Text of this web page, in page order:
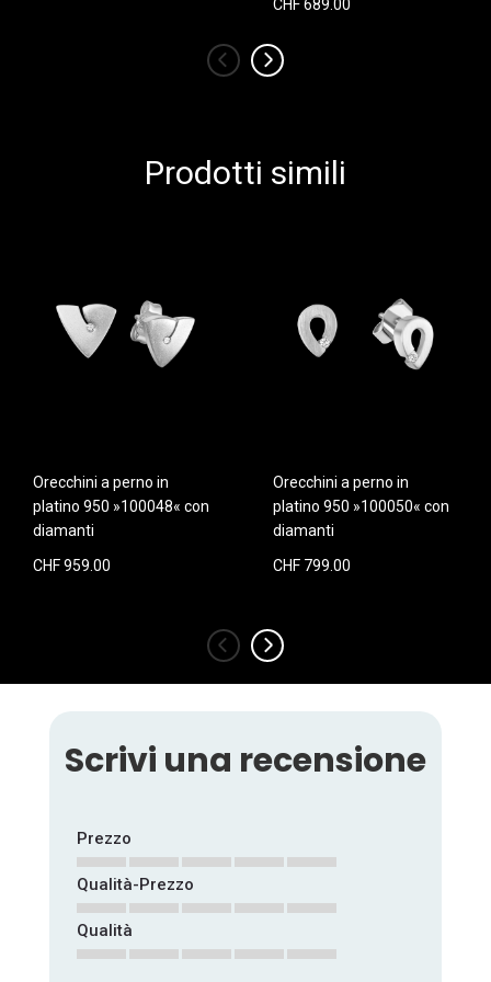
CHF 689.00
‹ ›
Prodotti simili
Orecchini a perno in
platino 950 »100048« con
diamanti
CHF 959.00
Orecchini a perno in
platino 950 »100050« con
diamanti
CHF 799.00
‹ ›
Scrivi una recensione
Prezzo
1
star
2
stars
3
stars
4
stars
5
stars
Qualità-Prezzo
1
star
2
stars
3
stars
4
stars
5
stars
Qualità